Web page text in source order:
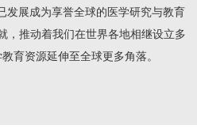
发展成为享誉全球的医学研究与教育
，推动着我们在世界各地相继设立多
育资源延伸至全球更多角落。